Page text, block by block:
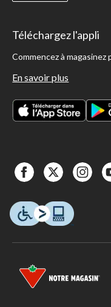
Téléchargez l'appli
Commencez à
En savoir plus